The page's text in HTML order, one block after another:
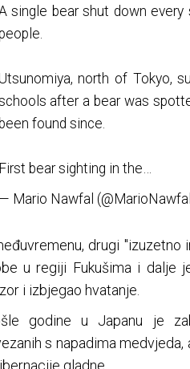
single bear shut down
north of Tokyo,
after a bear was
been found since.
First bear sighting in the…
— Mario Nawfal
drugi
u regiji Fukušima i dalje
i izbjegao hvatanje.
godine u Japanu je
s napadima